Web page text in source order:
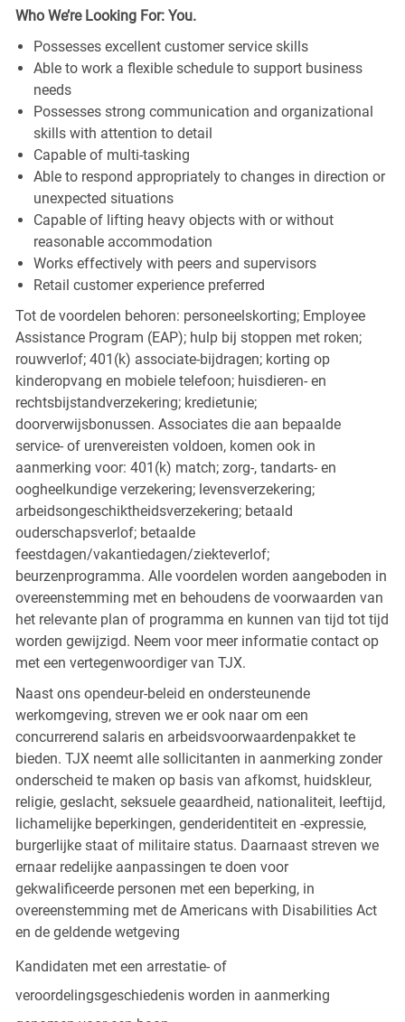
Who We’re Looking For: You.
Possesses excellent customer service skills
Able to work a flexible schedule to support business
needs
Possesses strong communication and organizational
skills with attention to detail
Capable of multi-tasking
Able to respond appropriately to changes in direction or
unexpected situations
Capable of lifting heavy objects with or without
reasonable accommodation
Works effectively with peers and supervisors
Retail customer experience preferred
Tot de voordelen behoren: personeelskorting; Employee
Assistance Program (EAP); hulp bij stoppen met roken;
rouwverlof; 401(k) associate-bijdragen; korting op
kinderopvang en mobiele telefoon; huisdieren- en
rechtsbijstandverzekering; kredietunie;
doorverwijsbonussen. Associates die aan bepaalde
service- of urenvereisten voldoen, komen ook in
aanmerking voor: 401(k) match; zorg-, tandarts- en
oogheelkundige verzekering; levensverzekering;
arbeidsongeschiktheidsverzekering; betaald
ouderschapsverlof; betaalde
feestdagen/vakantiedagen/ziekteverlof;
beurzenprogramma. Alle voordelen worden aangeboden in
overeenstemming met en behoudens de voorwaarden van
het relevante plan of programma en kunnen van tijd tot tijd
worden gewijzigd. Neem voor meer informatie contact op
met een vertegenwoordiger van TJX.
Naast ons opendeur-beleid en ondersteunende
werkomgeving, streven we er ook naar om een
concurrerend salaris en arbeidsvoorwaardenpakket te
bieden. TJX neemt alle sollicitanten in aanmerking zonder
onderscheid te maken op basis van afkomst, huidskleur,
religie, geslacht, seksuele geaardheid, nationaliteit, leeftijd,
lichamelijke beperkingen, genderidentiteit en -expressie,
burgerlijke staat of militaire status. Daarnaast streven we
ernaar redelijke aanpassingen te doen voor
gekwalificeerde personen met een beperking, in
overeenstemming met de Americans with Disabilities Act
en de geldende wetgeving
Kandidaten met een arrestatie- of
veroordelingsgeschiedenis worden in aanmerking